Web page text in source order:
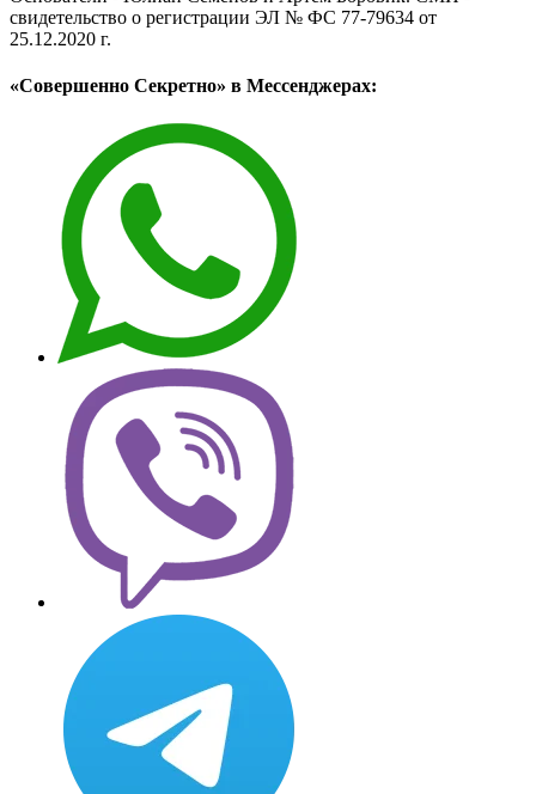
свидетельство о регистрации ЭЛ № ФС 77-79634 от
25.12.2020 г.
«Совершенно Секретно» в Мессенджерах: